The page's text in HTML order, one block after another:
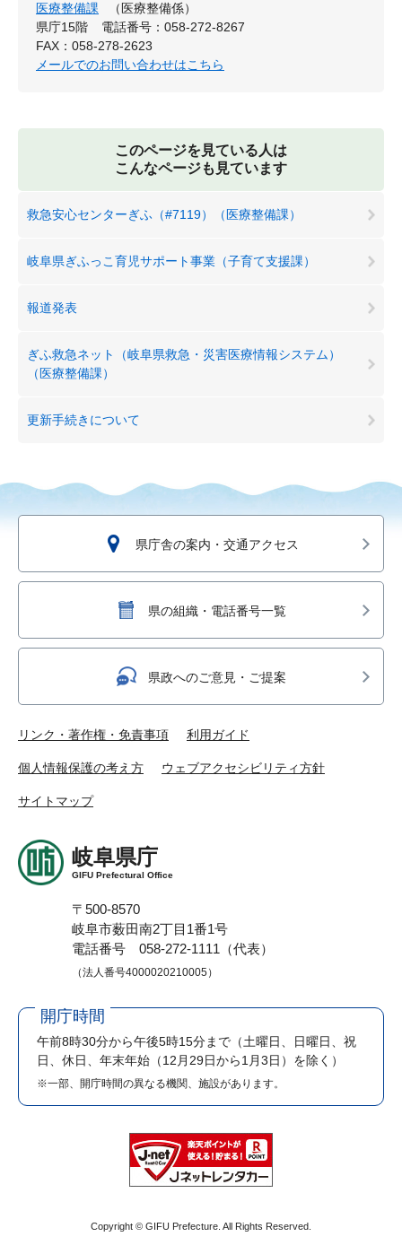
医療整備課
（医療整備係）
県庁15階
電話番号：058-272-8267
FAX：058-278-2623
メールでのお問い合わせはこちら
このページを見ている人は
こんなページも見ています
救急安心センターぎふ（#7119）（医療整備課）
岐阜県ぎふっこ育児サポート事業（子育て支援課）
報道発表
ぎふ救急ネット（岐阜県救急・災害医療情報システム）
（医療整備課）
更新手続きについて
県庁舎の案内・交通アクセス
県の組織・電話番号一覧
県政へのご意見・ご提案
リンク・著作権・免責事項 利用ガイド
個人情報保護の考え方 ウェブアクセシビリティ方針
サイトマップ
岐阜県庁
GIFU Prefectural Office
〒500-8570
岐阜市薮田南2丁目1番1号
電話番号 058-272-1111（代表）
（法人番号4000020210005）
開庁時間
午前8時30分から午後5時15分まで （土曜日、日曜日、祝
日、休日、年末年始（12月29日から1月3日）を除く）
※一部、開庁時間の異なる機関、施設があります。
Copyright © GIFU Prefecture. All Rights Reserved.